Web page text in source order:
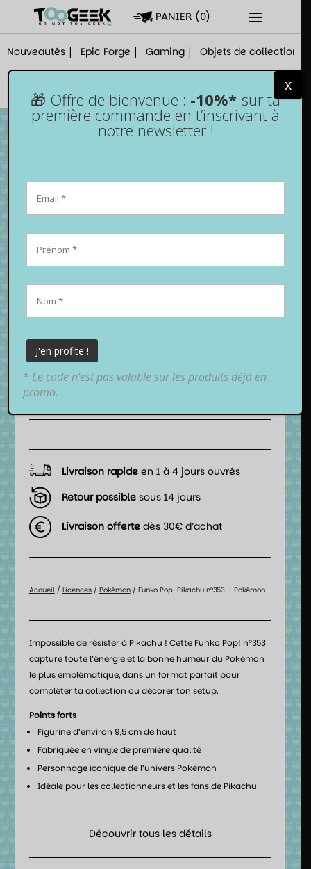
PANIER (0)
Nouveautés Epic Forge Gaming Objets de collection
📦 Date de livraison estimée :
entre
Livraison rapide en 1 à 4 jours ouvrés
Retour possible sous 14 jours
Livraison offerte dès 30€ d’achat
Accueil/ Licences/ Pokémon/ Funko Pop! Pikachu n°353 – Pokémon
Impossible de résister à Pikachu ! Cette Funko Pop! n°353
capture toute l’énergie et la bonne humeur du Pokémon
le plus emblématique, dans un format parfait pour
compléter ta collection ou décorer ton setup.
Points forts
Figurine d’environ 9,5 cm de haut
Fabriquée en vinyle de première qualité
Personnage iconique de l’univers Pokémon
Idéale pour les collectionneurs et les fans de Pikachu
Découvrir tous les détails
🎁 Offre de bienvenue : -10%* sur ta
première commande en t’inscrivant à
notre newsletter !
* Le code n’est pas valable sur les produits déjà en
promo.
x